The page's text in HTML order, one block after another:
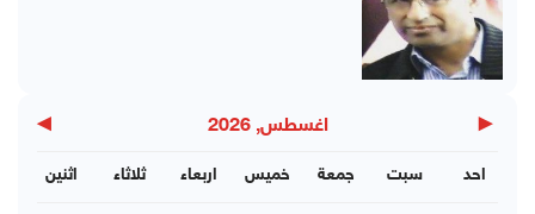
◀ اغسطس, 2026 ▶
اثنين ثلاثاء اربعاء خميس جمعة سبت احد